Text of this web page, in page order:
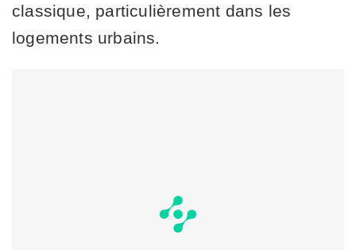
classique, particulièrement dans les
logements urbains.